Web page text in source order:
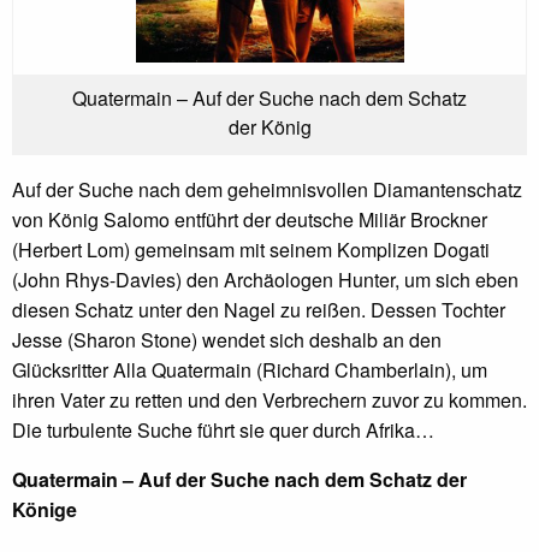
Quatermain – Auf der Suche nach dem Schatz
der König
Auf der Suche nach dem geheimnisvollen Diamantenschatz
von König Salomo entführt der deutsche Miliär Brockner
(Herbert Lom) gemeinsam mit seinem Komplizen Dogati
(John Rhys-Davies) den Archäologen Hunter, um sich eben
diesen Schatz unter den Nagel zu reißen. Dessen Tochter
Jesse (Sharon Stone) wendet sich deshalb an den
Glücksritter Alla Quatermain (Richard Chamberlain), um
ihren Vater zu retten und den Verbrechern zuvor zu kommen.
Die turbulente Suche führt sie quer durch Afrika…
Quatermain – Auf der Suche nach dem Schatz der
Könige